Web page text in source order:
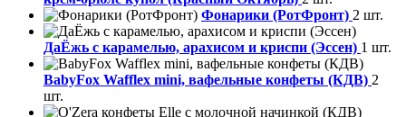
Фонарики (РотФронт) 2 шт.
ДаЁжь с карамелью, арахисом и криспи (Эссен) 1 шт.
BabyFox Wafflex mini, вафельные конфеты (КДВ) 2
шт.